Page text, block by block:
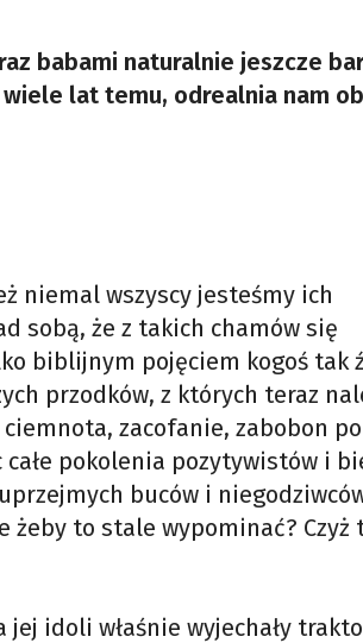
babami naturalnie jeszcze
lat temu, odrealnia nam
niemal wszyscy jesteśmy ich
sobą, że z takich chamów się
biblijnym pojęciem kogoś tak
przodków, z których teraz
zacofanie, zabobon
pokolenia pozytywistów i
buców i
żeby to stale wypominać? Czyż
idoli właśnie wyjechały